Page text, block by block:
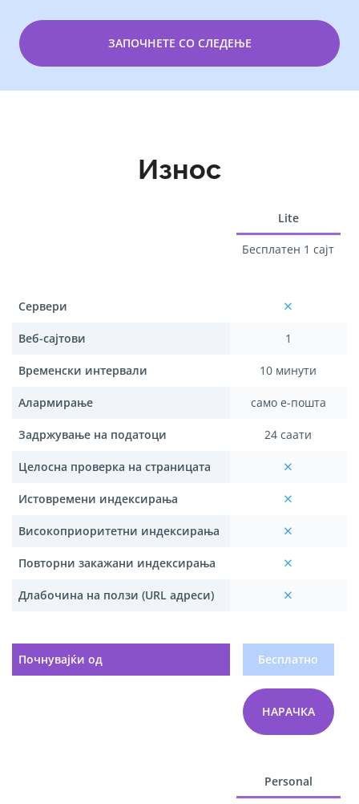
ЗАПОЧНЕТЕ СО СЛЕДЕЊЕ
Износ
Сервери
Веб-сајтови
Временски интервали
Алармирање
Задржување на податоци
Целосна проверка на страницата
Истовремени индексирања
Високоприоритетни индексирања
Повторни закажани индексирања
Длабочина на ползи (URL адреси)
Почнувајќи од
Lite
Бесплатен 1 сајт
1
10 минути
само е-пошта
24 саати
Бесплатно
НАРАЧКА
Personal